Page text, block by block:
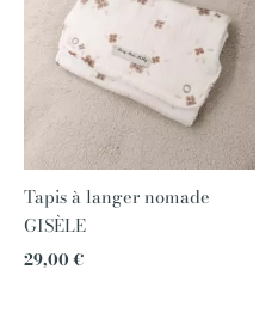
Tapis à langer nomade
GISÈLE
29,00 €